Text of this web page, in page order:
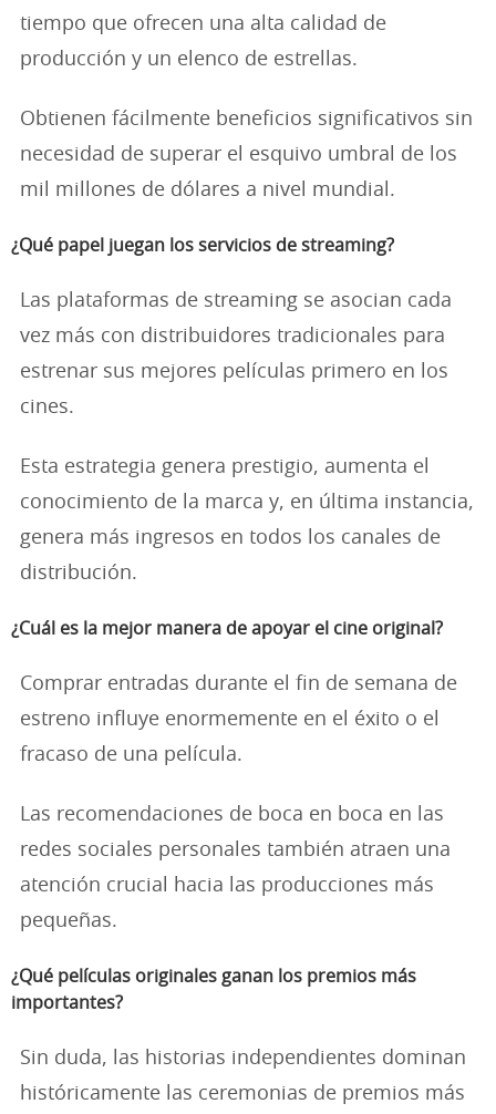
tiempo que ofrecen una alta calidad de
producción y un elenco de estrellas.
Obtienen fácilmente beneficios significativos sin
necesidad de superar el esquivo umbral de los
mil millones de dólares a nivel mundial.
¿Qué papel juegan los servicios de streaming?
Las plataformas de streaming se asocian cada
vez más con distribuidores tradicionales para
estrenar sus mejores películas primero en los
cines.
Esta estrategia genera prestigio, aumenta el
conocimiento de la marca y, en última instancia,
genera más ingresos en todos los canales de
distribución.
¿Cuál es la mejor manera de apoyar el cine original?
Comprar entradas durante el fin de semana de
estreno influye enormemente en el éxito o el
fracaso de una película.
Las recomendaciones de boca en boca en las
redes sociales personales también atraen una
atención crucial hacia las producciones más
pequeñas.
¿Qué películas originales ganan los premios más
importantes?
Sin duda, las historias independientes dominan
históricamente las ceremonias de premios más